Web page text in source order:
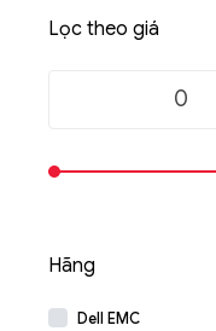
Lọc theo giá
Hãng
Dell EMC